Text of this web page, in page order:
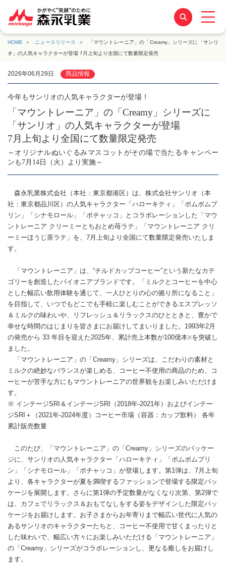
HOME ニュースリリース
「マウントレーニア」の「Creamy」シリーズに「サンリ
オ」の人気キャラクターが登場 7月上旬より全国にて数量限定発売
2026年06月29日 商品情報
今年もサンリオの人気キャラクターが登場！
「マウントレーニア」の「Creamy」シリーズに
「サンリオ」の人気キャラクターが登場
7月上旬より全国にて数量限定発売
～オリジナルぬいぐるみマスコットがその場で当たるキャンペー
ンも7月14日（火）より実施～
森永乳業株式会社（本社：東京都港区）は、株式会社サンリオ（本
社：東京都品川区）の人気キャラクター「ハローキティ」「ポムポムプ
リン」「シナモロール」「ポチャッコ」とコラボレーションした「マウ
ントレーニア クリーミーとちおとめ苺ラテ」「マウントレーニア クリ
ーミーほうじ茶ラテ」を、7月上旬より全国にて数量限定発売いたしま
す。
「マウントレーニア」は、“チルドカップコーヒー”という新たなカテ
ゴリーを創造したパイオニアブランドです。「ミルクとコーヒーを中心
とした幅広い飲用体験を通じて、一人ひとりの心の拠り所になること」
を目指して、いつでもどこでも手軽に楽しむことができるエスプレッソ
＆ミルクの味わいや、リフレッシュ＆リラックスのひとときと、豊かで
幸せな時間のはじまりを皆さまにお届けしてまいりました。1993年2月
の発売から 33 年目を迎えた2025年、累計売上本数が100億本※を突破し
ました。
「マウントレーニア」の「Creamy」シリーズは、こだわりの素材と
ミルクの絶妙なバランスが楽しめる、コーヒー不使用の商品のため、コ
ーヒーが苦手な方にもマウントレーニアの世界観をお楽しみいただけま
す。
※ インテージSRI＆インテージSRI（2018年-2021年）およびインテー
ジSRI＋（2021年-2024年度）コーヒー市場（容器：カップ飲料） 各年
累計販売数量
このたび、「マウントレーニア」の「Creamy」シリーズのパッケー
ジに、サンリオの人気キャラクター「ハローキティ」「ポムポムプリ
ン」「シナモロール」「ポチャッコ」が登場します。第1弾は、7月上旬
より、各キャラクターが夏を満喫するファッションで登場する限定パッ
ケージを展開します。さらに第1弾の予定数量がなくなり次第、第2弾で
は、カフェでリラックス＆おもてなしをする姿をデザインした限定パッ
ケージをお届けします。お子さまからお年寄りまで幅広い世代に人気の
あるサンリオのキャラクターたちと、コーヒー不使用で甘くまったりと
した味わいで、幅広い方々にお楽しみいただける「マウントレーニア」
の「Creamy」シリーズがコラボレーションし、更なる癒しをお届けし
ます。